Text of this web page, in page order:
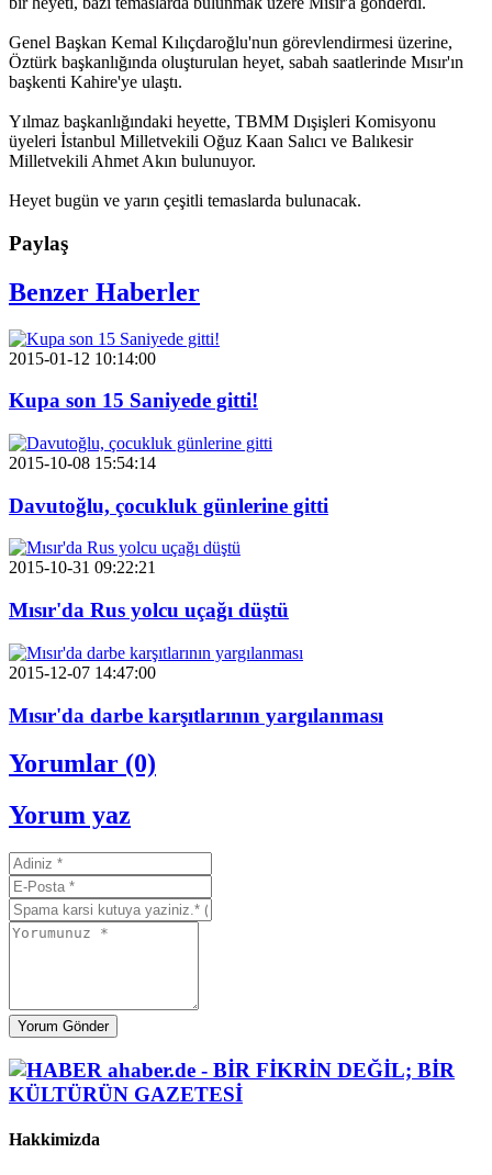
Genel Başkan Kemal Kılıçdaroğlu'nun görevlendirmesi üzerine,
Öztürk başkanlığında oluşturulan heyet, sabah saatlerinde Mısır'ın
başkenti Kahire'ye ulaştı.
Yılmaz başkanlığındaki heyette, TBMM Dışişleri Komisyonu
üyeleri İstanbul Milletvekili Oğuz Kaan Salıcı ve Balıkesir
Milletvekili Ahmet Akın bulunuyor.
Heyet bugün ve yarın çeşitli temaslarda bulunacak.
Paylaş
Benzer Haberler
2015-01-12 10:14:00
Kupa son 15 Saniyede gitti!
2015-10-08 15:54:14
Davutoğlu, çocukluk günlerine gitti
2015-10-31 09:22:21
Mısır'da Rus yolcu uçağı düştü
2015-12-07 14:47:00
Mısır'da darbe karşıtlarının yargılanması
Yorumlar (0)
Yorum yaz
Yorum Gönder
Hakkimizda